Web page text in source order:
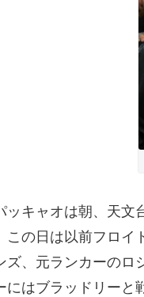
キャオは朝、天文
この日は以前フロイ
ズ、元ランカーのロ
にはブラッドリーと